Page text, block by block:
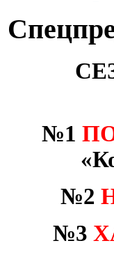
№1
«
№2
№3